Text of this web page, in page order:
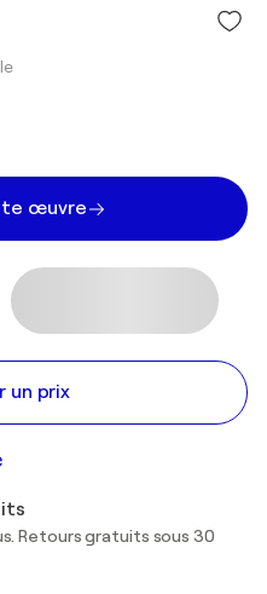
œuvre
un prix
Retours gratuits sous 30